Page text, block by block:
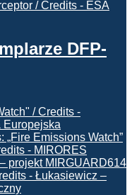
DFP-
„Fire Emissions Watch”
projekt MIRGUARD614